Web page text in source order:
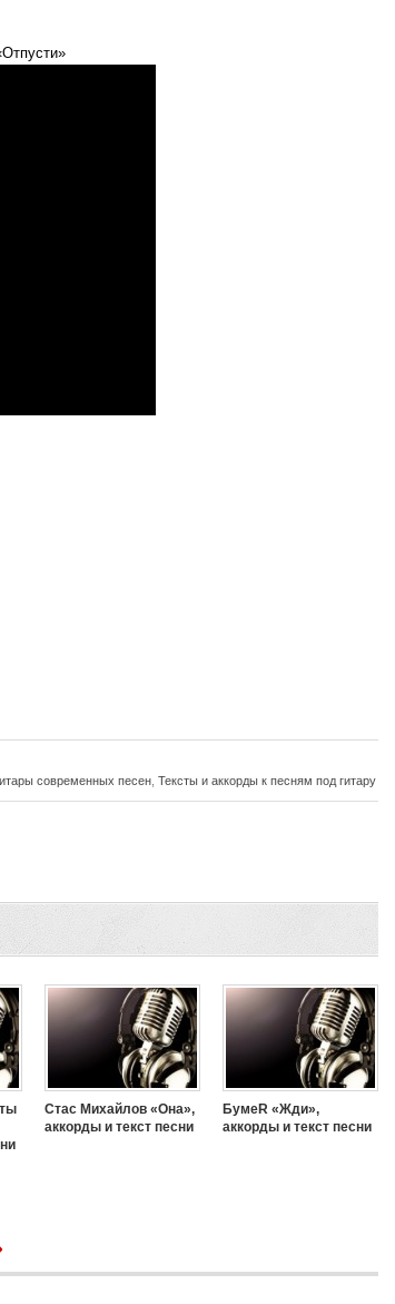
современных песен Тексты и аккорды к песням под гитару
Стас Михайлов «Она»,
аккорды и текст песни
БумеR «Жди»,
аккорды и текст песни